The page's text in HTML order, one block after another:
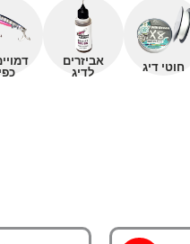
חוטי דיג
אביזרים
לדיג